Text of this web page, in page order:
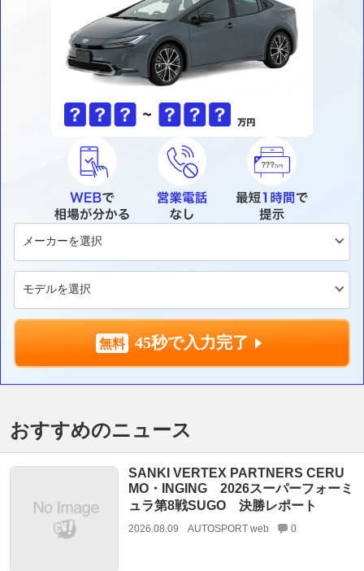
45秒で入力完了
おすすめのニュース
SANKI VERTEX PARTNERS CERU
MO・INGING 2026スーパーフォーミ
ュラ第8戦SUGO 決勝レポート
2026.08.09 AUTOSPORT web 0